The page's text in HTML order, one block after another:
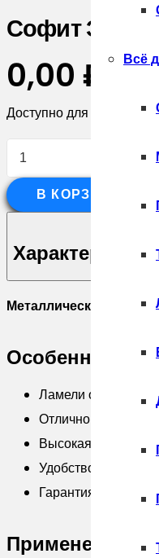
Всё
Софит
0,00 ₽
Доступно для предзаказа
Количество
товара
Софит
без
0,345
0,4
RAL
8017
шоколад
В КОРЗИНУ
Металлические
Особенности:
Ламели одного
Отлично подойдет
Высокая
Удобство монтажа
Гарантия до 50 лет
Применение: